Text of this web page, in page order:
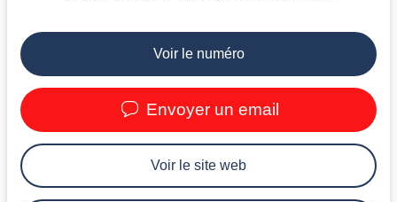
Voir le numéro
Envoyer un email
Voir le site web